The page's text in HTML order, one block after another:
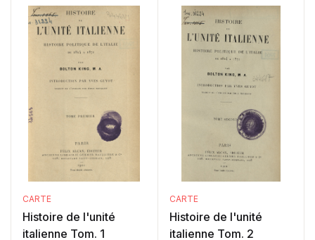
CARTE
Histoire de l'unité
italienne Tom. 1
CARTE
Histoire de l'unité
italienne Tom. 2